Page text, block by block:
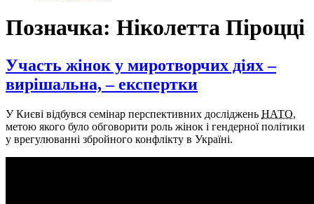
Позначка: Ніколетта Піроцці
Участь жінок у миротворчих діях –
вирішальна, – експертки
У Києві відбувся семінар перспективних досліджень НАТО,
метою якого було обговорити роль жінок і гендерної політики
у врегулюванні збройного конфлікту в Україні.